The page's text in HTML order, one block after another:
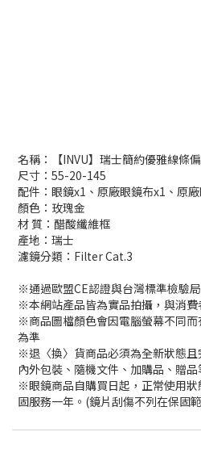
名稱：【INVU】瑞士簡約優雅線條
尺寸：55-20-145
配件：眼鏡x1、原廠眼鏡布x1、原
顏色：玫瑰金
材 質：醋酸纖維框
產地：瑞士
濾鏡分類：Filter Cat.3
※通過歐盟CE認證與台灣標準檢驗
※本網站產品皆為實品拍攝，與消
※商品圖檔顏色會因電腦螢幕不同
為準
※退〈換〉貨商品必須為全新狀態且
內外包裝、隨機文件、加購品、贈品
※眼鏡商品自購買日起，正常使用
固服務一年。(鏡片刮傷不列在保固